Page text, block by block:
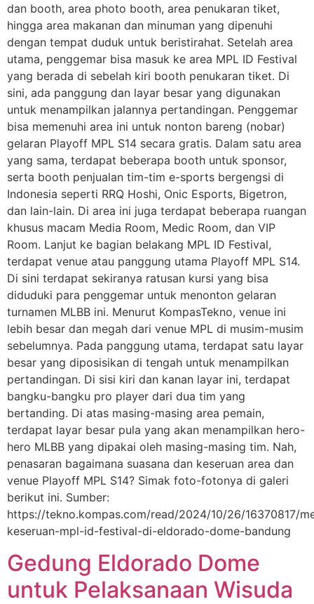
dan booth, area photo booth, area penukaran tiket,
hingga area makanan dan minuman yang dipenuhi
dengan tempat duduk untuk beristirahat. Setelah area
utama, penggemar bisa masuk ke area MPL ID Festival
yang berada di sebelah kiri booth penukaran tiket. Di
sini, ada panggung dan layar besar yang digunakan
untuk menampilkan jalannya pertandingan. Penggemar
bisa memenuhi area ini untuk nonton bareng (nobar)
gelaran Playoff MPL S14 secara gratis. Dalam satu area
yang sama, terdapat beberapa booth untuk sponsor,
serta booth penjualan tim-tim e-sports bergengsi di
Indonesia seperti RRQ Hoshi, Onic Esports, Bigetron,
dan lain-lain. Di area ini juga terdapat beberapa ruangan
khusus macam Media Room, Medic Room, dan VIP
Room. Lanjut ke bagian belakang MPL ID Festival,
terdapat venue atau panggung utama Playoff MPL S14.
Di sini terdapat sekiranya ratusan kursi yang bisa
diduduki para penggemar untuk menonton gelaran
turnamen MLBB ini. Menurut KompasTekno, venue ini
lebih besar dan megah dari venue MPL di musim-musim
sebelumnya. Pada panggung utama, terdapat satu layar
besar yang diposisikan di tengah untuk menampilkan
pertandingan. Di sisi kiri dan kanan layar ini, terdapat
bangku-bangku pro player dari dua tim yang
bertanding. Di atas masing-masing area pemain,
terdapat layar besar pula yang akan menampilkan hero-
hero MLBB yang dipakai oleh masing-masing tim. Nah,
penasaran bagaimana suasana dan keseruan area dan
venue Playoff MPL S14? Simak foto-fotonya di galeri
berikut ini. Sumber:
https://tekno.kompas.com/read/2024/10/26/16370817/
keseruan-mpl-id-festival-di-eldorado-dome-bandung
Gedung Eldorado Dome
untuk Pelaksanaan Wisuda